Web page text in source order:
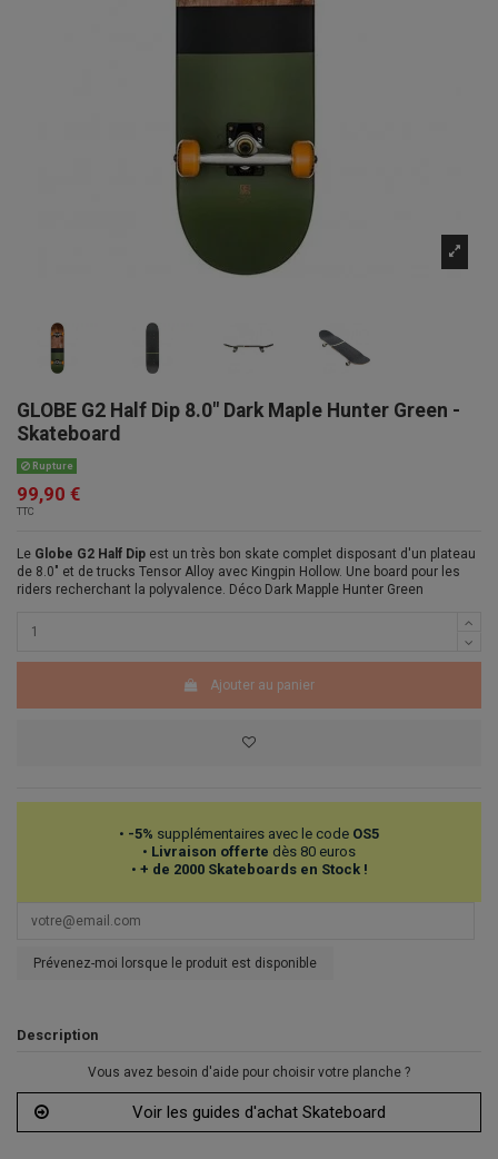
GLOBE G2 Half Dip 8.0" Dark Maple Hunter Green -
Skateboard
Rupture
99,90 €
TTC
Le Globe G2 Half Dip est un très bon skate complet disposant d'un plateau
de 8.0" et de trucks Tensor Alloy avec Kingpin Hollow. Une board pour les
riders recherchant la polyvalence. Déco Dark Mapple Hunter Green
Ajouter au panier
• -5% supplémentaires avec le code OS5
• Livraison offerte dès 80 euros
• + de 2000 Skateboards en Stock !
Prévenez-moi lorsque le produit est disponible
Description
Vous avez besoin d'aide pour choisir votre planche ?
Voir les guides d'achat Skateboard